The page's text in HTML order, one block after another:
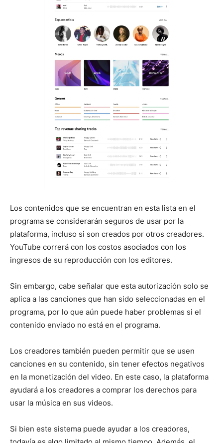
Los contenidos que se encuentran en esta lista en el
programa se considerarán seguros de usar por la
plataforma, incluso si son creados por otros creadores.
YouTube correrá con los costos asociados con los
ingresos de su reproducción con los editores.
Sin embargo, cabe señalar que esta autorización solo se
aplica a las canciones que han sido seleccionadas en el
programa, por lo que aún puede haber problemas si el
contenido enviado no está en el programa.
Los creadores también pueden permitir que se usen
canciones en su contenido, sin tener efectos negativos
en la monetización del video. En este caso, la plataforma
ayudará a los creadores a comprar los derechos para
usar la música en sus videos.
Si bien este sistema puede ayudar a los creadores,